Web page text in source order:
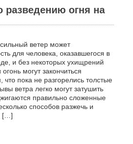
разведению огня на
ветер может
для человека, оказавшегося в
и без некоторых ухищрений
могут закончиться
пока не разгорелись толстые
ветра легко могут затушить
правильно сложенные
способов разжечь и
[…]